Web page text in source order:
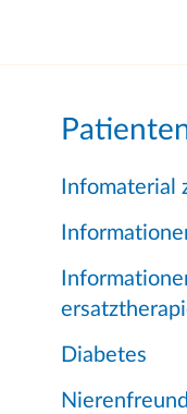
Infomaterial
Diabetes